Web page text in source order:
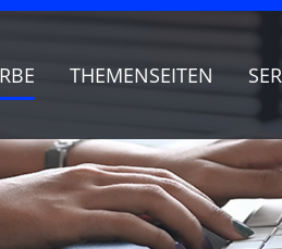
THEMENSEITEN